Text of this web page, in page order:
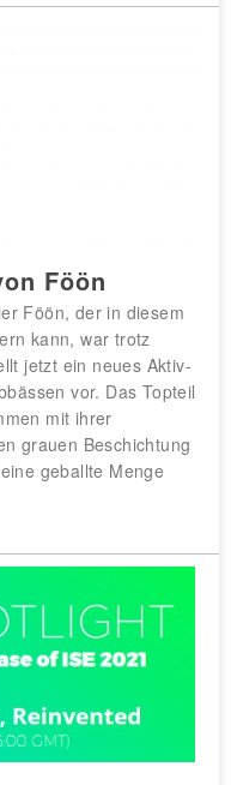
Föön
Föön, der in diesem
kann, war trotz
jetzt ein neues Aktiv-
vor. Das Topteil
mit ihrer
grauen Beschichtung
geballte Menge